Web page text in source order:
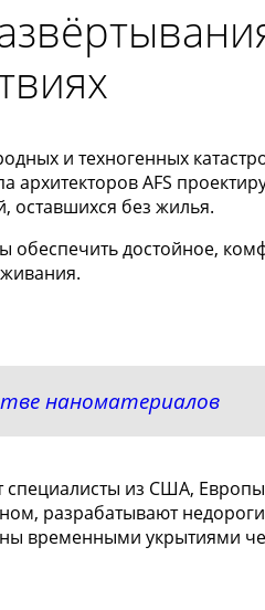
и техногенных
AFS
оставшихся без жилья.
достойное,
наноматериалов
специалисты из США,
разрабатывают
временными укрытиями